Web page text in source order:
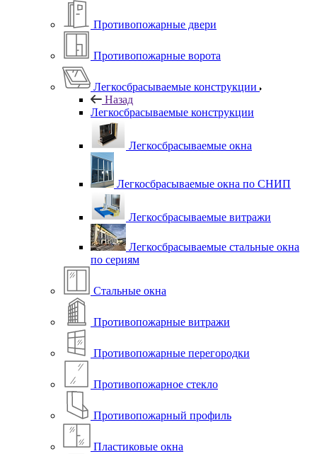
Противопожарные двери
Противопожарные ворота
Легкосбрасываемые конструкции
Назад
Легкосбрасываемые конструкции
Легкосбрасываемые окна
Легкосбрасываемые окна по СНИП
Легкосбрасываемые витражи
Легкосбрасываемые стальные окна
по сериям
Стальные окна
Противопожарные витражи
Противопожарные перегородки
Противопожарное стекло
Противопожарный профиль
Пластиковые окна